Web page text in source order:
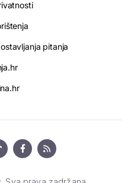
pitanja